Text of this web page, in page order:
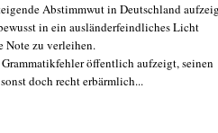
Abstimmwut in Deutschland
in ein ausländerfeindliches Licht
Note zu verleihen.
öffentlich aufzeigt, seinen
doch recht erbärmlich...